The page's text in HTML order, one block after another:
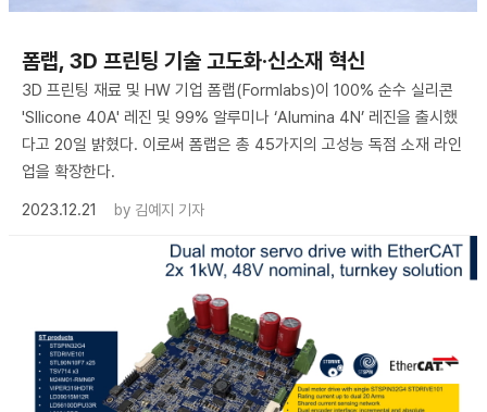
폼랩, 3D 프린팅 기술 고도화·신소재 혁신
3D 프린팅 재료 및 HW 기업 폼랩(Formlabs)이 100% 순수 실리콘
'SIlicone 40A' 레진 및 99% 알루미나 ‘Alumina 4N’ 레진을 출시했
다고 20일 밝혔다. 이로써 폼랩은 총 45가지의 고성능 독점 소재 라인
업을 확장한다.
2023.12.21
by 김예지 기자